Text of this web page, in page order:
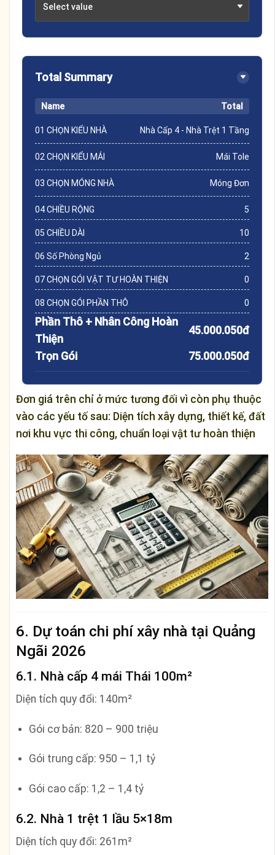
Select value
Total Summary
Name Total
01 CHỌN KIỂU NHÀ Nhà Cấp 4 - Nhà Trệt 1 Tầng
02 CHỌN KIỂU MÁI Mái Tole
03 CHỌN MÓNG NHÀ Móng Đơn
04 CHIỀU RỘNG 5
05 CHIỀU DÀI 10
06 Số Phòng Ngủ 2
07 CHỌN GÓI VẬT TƯ HOÀN THIỆN 0
08 CHỌN GÓI PHẦN THÔ 0
Phần Thô + Nhân Công Hoàn
Thiện
45.000.050đ
Trọn Gói
75.000.050đ
Đơn giá trên chỉ ở mức tương đối vì còn phụ thuộc
vào các yếu tố sau: Diện tích xây dựng, thiết kế, đất
nơi khu vực thi công, chuẩn loại vật tư hoàn thiện
6. Dự toán chi phí xây nhà tại Quảng
Ngãi 2026
6.1. Nhà cấp 4 mái Thái 100m²
Diện tích quy đổi: 140m²
Gói cơ bản: 820 – 900 triệu
Gói trung cấp: 950 – 1,1 tỷ
Gói cao cấp: 1,2 – 1,4 tỷ
6.2. Nhà 1 trệt 1 lầu 5×18m
Diện tích quy đổi: 261m²